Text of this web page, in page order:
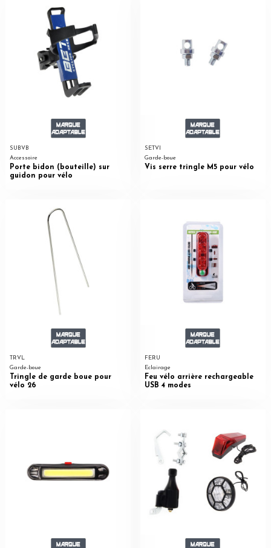
SUBVB
Accessoire
Porte bidon (bouteille) sur
guidon pour vélo
SETVI
Garde-boue
Vis serre tringle M5 pour vélo
TRVL
Garde-boue
Tringle de garde boue pour
vélo 26
FERU
Eclairage
Feu vélo arrière rechargeable
USB 4 modes